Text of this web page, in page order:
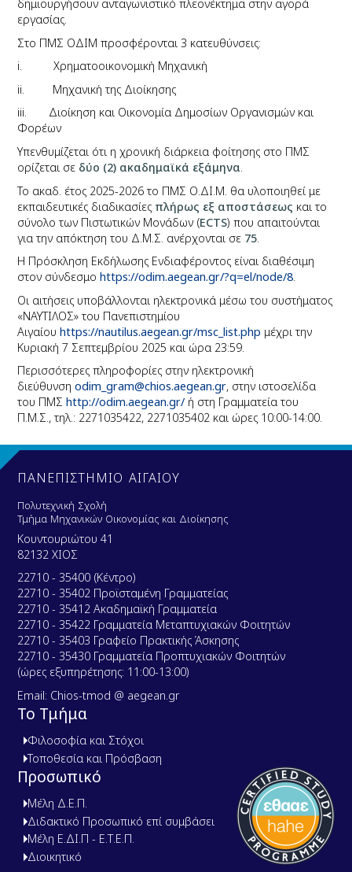
δημιουργήσουν ανταγωνιστικό πλεονέκτημα στην αγορά
εργασίας.
Στο ΠΜΣ ΟΔΙΜ προσφέρονται 3 κατευθύνσεις:
i. Χρηματοοικονομική Μηχανική
ii. Μηχανική της Διοίκησης
iii. Διοίκηση και Οικονομία Δημοσίων Οργανισμών και
Φορέων
Υπενθυμίζεται ότι η χρονική διάρκεια φοίτησης στο ΠΜΣ
ορίζεται σε δύο (2) ακαδημαϊκά εξάμηνα.
Το ακαδ. έτος 2025-2026 το ΠΜΣ Ο.ΔΙ.Μ. θα υλοποιηθεί με
εκπαιδευτικές διαδικασίες πλήρως εξ αποστάσεως και το
σύνολο των Πιστωτικών Μονάδων (ECTS) που απαιτούνται
για την απόκτηση του Δ.Μ.Σ. ανέρχονται σε 75
Η Πρόσκληση Εκδήλωσης Ενδιαφέροντος είναι διαθέσιμη
στον σύνδεσμοhttps://odim.aegean.gr/?q=el/node/8.
Οι αιτήσεις υποβάλλονται ηλεκτρονικά μέσω του συστήματος
«ΝΑΥΤΙΛΟΣ» του Πανεπιστημίου
Αιγαίουhttps://nautilus.aegean.gr/msc_list.php μέχρι την
Κυριακή 7 Σεπτεμβρίου 2025 και ώρα 23:59.
Περισσότερες πληροφορίες στην ηλεκτρονική
διεύθυνσηodim_gram@chios.aegean.gr, στην ιστοσελίδα
του ΠΜΣhttp://odim.aegean.gr/ ή στη Γραμματεία του
Π.Μ.Σ., τηλ.: 2271035422, 2271035402 και ώρες 10:00-14:00.
ΠΑΝΕΠΙΣΤΗΜΙΟ ΑΙΓΑΙΟΥ
Πολυτεχνική Σχολή
Τμήμα Μηχανικών Οικονομίας και Διοίκησης
Κουντουριώτου 41
82132 ΧΙΟΣ
22710 - 35400 (Κέντρο)
22710 - 35402 Προϊσταμένη Γραμματείας
22710 - 35412 Ακαδημαϊκή Γραμματεία
22710 - 35422 Γραμματεία Μεταπτυχιακών Φοιτητών
22710 - 35403 Γραφείο Πρακτικής Άσκησης
22710 - 35430 Γραμματεία Προπτυχιακών Φοιτητών
(ώρες εξυπηρέτησης: 11:00-13:00)
Email: Chios-tmod @ aegean.gr
Το Τμήμα
Φιλοσοφία και Στόχοι
Τοποθεσία και Πρόσβαση
Προσωπικό
Μέλη Δ.Ε.Π.
Διδακτικό Προσωπικό επί συμβάσει
Μέλη Ε.ΔΙ.Π - Ε.Τ.Ε.Π.
Διοικητικό